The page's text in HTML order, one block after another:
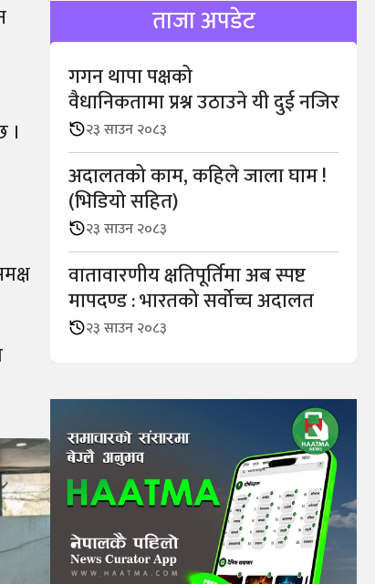
।
ताजा अपडेट
गगन थापा पक्षको
वैधानिकतामा प्रश्न उठाउने यी दुई नजिर
२३ साउन २०८३
अदालतको काम, कहिले जाला घाम !
(भिडियाे सहित)
२३ साउन २०८३
वातावारणीय क्षतिपूर्तिमा अब स्पष्ट
मापदण्ड : भारतको सर्वोच्च अदालत
२३ साउन २०८३